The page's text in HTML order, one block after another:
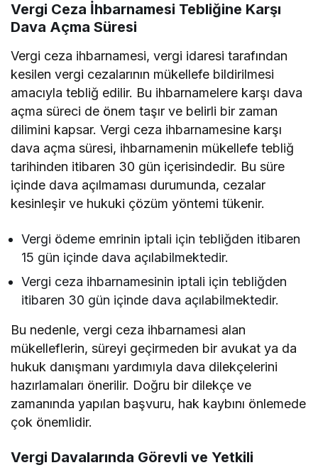
Vergi Ceza İhbarnamesi Tebliğine Karşı
Dava Açma Süresi
Vergi ceza ihbarnamesi, vergi idaresi tarafından
kesilen vergi cezalarının mükellefe bildirilmesi
amacıyla tebliğ edilir. Bu ihbarnamelere karşı dava
açma süreci de önem taşır ve belirli bir zaman
dilimini kapsar. Vergi ceza ihbarnamesine karşı
dava açma süresi, ihbarnamenin mükellefe tebliğ
tarihinden itibaren 30 gün içerisindedir. Bu süre
içinde dava açılmaması durumunda, cezalar
kesinleşir ve hukuki çözüm yöntemi tükenir.
Vergi ödeme emrinin iptali için tebliğden itibaren
15 gün içinde dava açılabilmektedir.
Vergi ceza ihbarnamesinin iptali için tebliğden
itibaren 30 gün içinde dava açılabilmektedir.
Bu nedenle, vergi ceza ihbarnamesi alan
mükelleflerin, süreyi geçirmeden bir avukat ya da
hukuk danışmanı yardımıyla dava dilekçelerini
hazırlamaları önerilir. Doğru bir dilekçe ve
zamanında yapılan başvuru, hak kaybını önlemede
çok önemlidir.
Vergi Davalarında Görevli ve Yetkili